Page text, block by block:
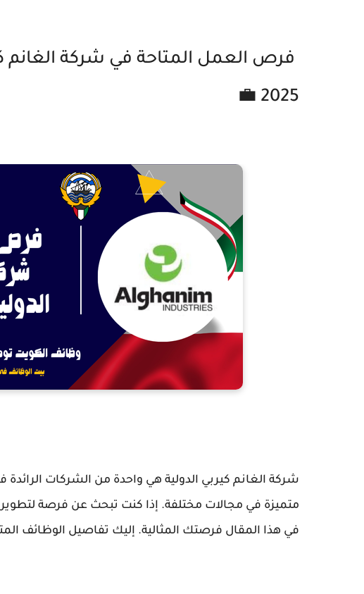
فرص العمل المتاحة في شركة الغانم
2025 💼
شركة الغانم كيربي الدولية هي واحدة من الشركات
متميزة في مجالات مختلفة. إذا كنت تبحث عن فرصة
في هذا المقال فرصتك المثالية. إليك تفاصيل الوظائف